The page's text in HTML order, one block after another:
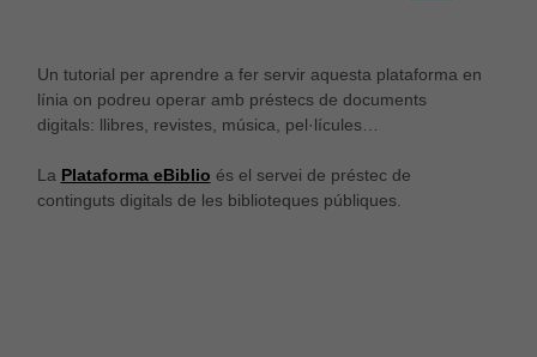
Un tutorial per aprendre a fer servir aquesta plataforma en
línia on podreu operar amb préstecs de documents
digitals: llibres, revistes, música, pel·lícules…
La Plataforma eBiblio és el servei de préstec de
continguts digitals de les biblioteques públiques.
És possible que la vostra configuració us impedeixi
veure aquest contingut. El més probable és que
tinguis l'experiència desactivada.
Revisar els teus ajustos